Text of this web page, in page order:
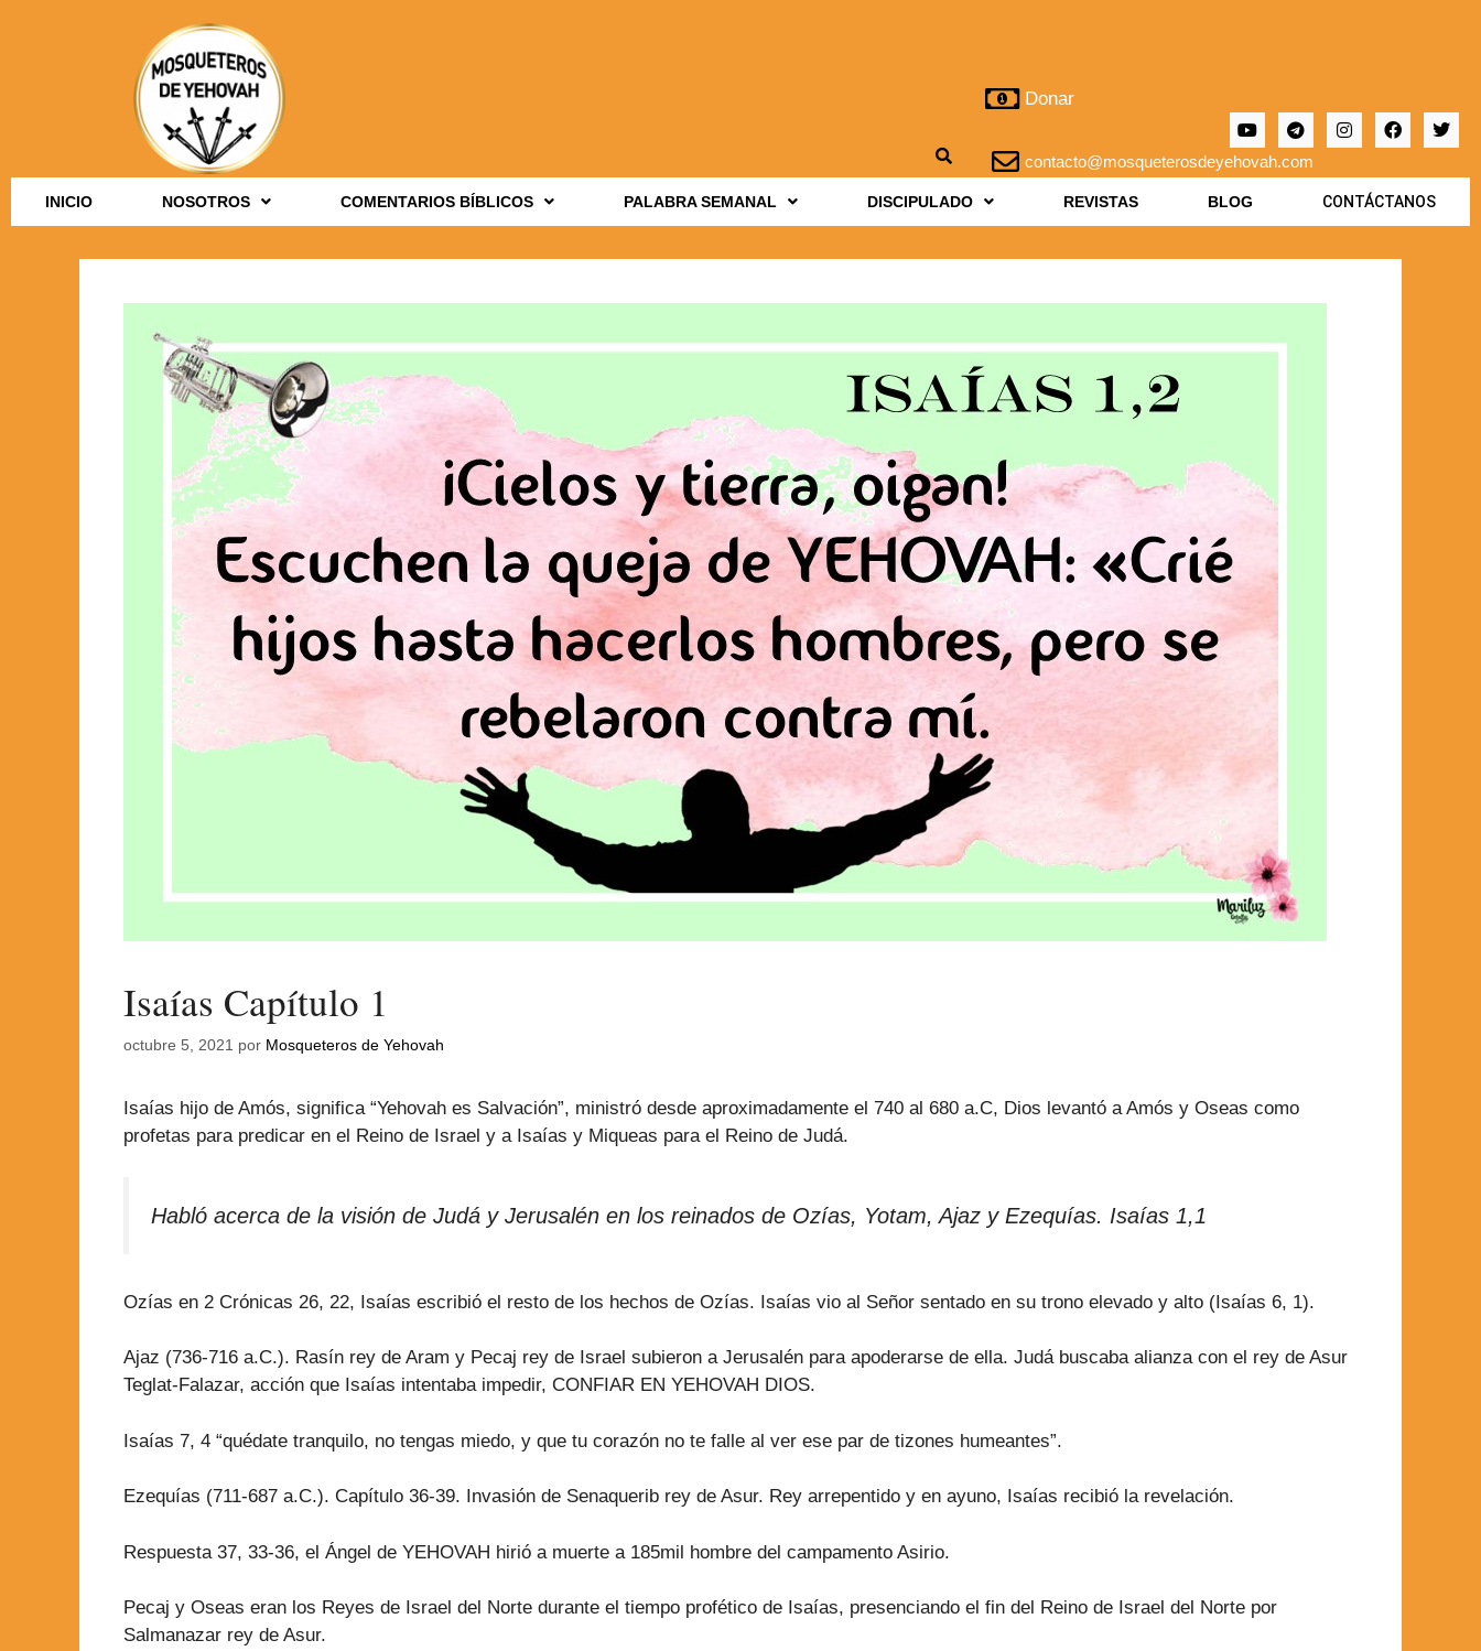
Donar
contacto@mosqueterosdeyehovah.com
INICIO NOSOTROS COMENTARIOS BÍBLICOS PALABRA SEMANAL DISCIPULADO REVISTAS BLOG CONTÁCTANOS
Isaías Capítulo 1
octubre 5, 2021 por Mosqueteros de Yehovah
Isaías hijo de Amós, significa “Yehovah es Salvación”, ministró desde aproximadamente el 740 al 680 a.C, Dios levantó a Amós y Oseas como
profetas para predicar en el Reino de Israel y a Isaías y Miqueas para el Reino de Judá.
Habló acerca de la visión de Judá y Jerusalén en los reinados de Ozías, Yotam, Ajaz y Ezequías. Isaías 1,1
Ozías en 2 Crónicas 26, 22, Isaías escribió el resto de los hechos de Ozías. Isaías vio al Señor sentado en su trono elevado y alto (Isaías 6, 1).
Ajaz (736-716 a.C.). Rasín rey de Aram y Pecaj rey de Israel subieron a Jerusalén para apoderarse de ella. Judá buscaba alianza con el rey de Asur
Teglat-Falazar, acción que Isaías intentaba impedir, CONFIAR EN YEHOVAH DIOS.
Isaías 7, 4 “quédate tranquilo, no tengas miedo, y que tu corazón no te falle al ver ese par de tizones humeantes”.
Ezequías (711-687 a.C.). Capítulo 36-39. Invasión de Senaquerib rey de Asur. Rey arrepentido y en ayuno, Isaías recibió la revelación.
Respuesta 37, 33-36, el Ángel de YEHOVAH hirió a muerte a 185mil hombre del campamento Asirio.
Pecaj y Oseas eran los Reyes de Israel del Norte durante el tiempo profético de Isaías, presenciando el fin del Reino de Israel del Norte por
Salmanazar rey de Asur.